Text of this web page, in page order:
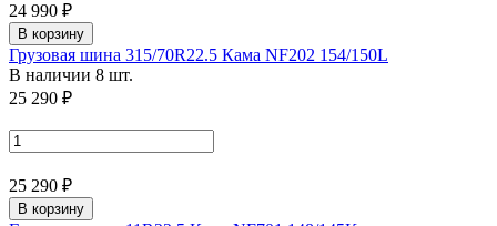
24 990 ₽
В корзину
Грузовая шина 315/70R22.5 Кама NF202 154/150L
В наличии 8 шт.
25 290 ₽
25 290 ₽
В корзину